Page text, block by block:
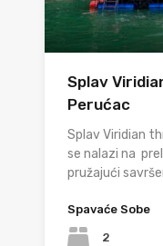
Splav
Perućac
Splav Viridian
se nalazi na
pružajući
Spavaće Sobe
2